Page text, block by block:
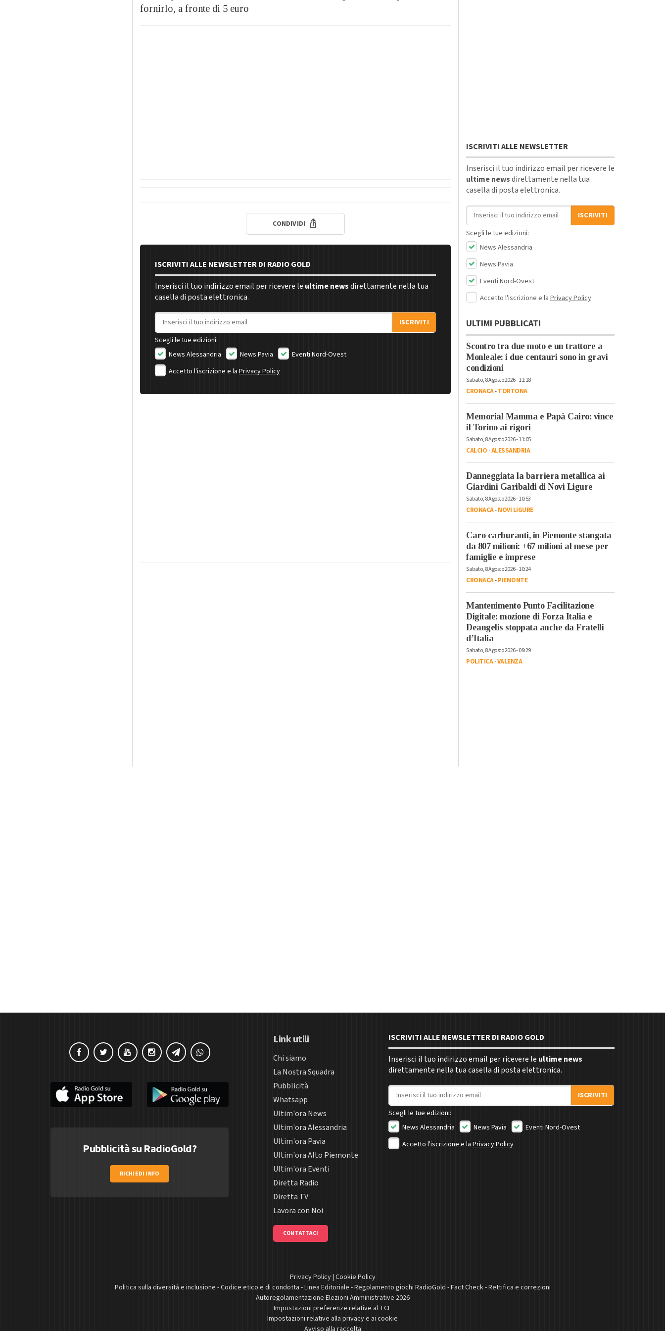
fornirlo, a fronte di 5 euro
CONDIVIDI
ISCRIVITI ALLE NEWSLETTER DI RADIO GOLD
Inserisci il tuo indirizzo email per ricevere le ultime newsdirettamente nella tua
casella di posta elettronica.
Indirizzo email
ISCRIVITI
Scegli le tue edizioni:
News Alessandria
News Pavia
Eventi Nord-Ovest
Accetto l'iscrizione e la Privacy Policy
ISCRIVITI ALLE NEWSLETTER
Inserisci il tuo indirizzo email per ricevere le
ultime newsdirettamente nella tua
casella di posta elettronica.
Indirizzo email
ISCRIVITI
Scegli le tue edizioni:
News Alessandria
News Pavia
Eventi Nord-Ovest
Accetto l'iscrizione e la Privacy Policy
ULTIMI PUBBLICATI
Scontro tra due moto e un trattore a
Monleale: i due centauri sono in gravi
condizioni
Sabato, 8 Agosto 2026 - 11:18
CRONACA-TORTONA
Memorial Mamma e Papà Cairo: vince
il Torino ai rigori
Sabato, 8 Agosto 2026 - 11:05
CALCIO-ALESSANDRIA
Danneggiata la barriera metallica ai
Giardini Garibaldi di Novi Ligure
Sabato, 8 Agosto 2026 - 10:53
CRONACA-NOVI LIGURE
Caro carburanti, in Piemonte stangata
da 807 milioni: +67 milioni al mese per
famiglie e imprese
Sabato, 8 Agosto 2026 - 10:24
CRONACA-PIEMONTE
Mantenimento Punto Facilitazione
Digitale: mozione di Forza Italia e
Deangelis stoppata anche da Fratelli
d’Italia
Sabato, 8 Agosto 2026 - 09:29
POLITICA-VALENZA
Pubblicità su RadioGold?
RICHIEDI INFO
Link utili
Chi siamo
La Nostra Squadra
Pubblicità
Whatsapp
Ultim'ora News
Ultim'ora Alessandria
Ultim'ora Pavia
Ultim'ora Alto Piemonte
Ultim'ora Eventi
Diretta Radio
Diretta TV
Lavora con Noi
CONTATTACI
ISCRIVITI ALLE NEWSLETTER DI RADIO GOLD
Inserisci il tuo indirizzo email per ricevere le ultime news
direttamente nella tua casella di posta elettronica.
Indirizzo email
ISCRIVITI
Scegli le tue edizioni:
News Alessandria
News Pavia
Eventi Nord-Ovest
Accetto l'iscrizione e la Privacy Policy
Privacy Policy| Cookie Policy
Politica sulla diversità e inclusione -Codice etico e di condotta -Linea Editoriale -Regolamento giochi RadioGold -Fact Check-Rettifica e correzioni
Autoregolamentazione Elezioni Amministrative 2026
Impostazioni preferenze relative al TCF
Impostazioni relative alla privacy e ai cookie
Avviso alla raccolta